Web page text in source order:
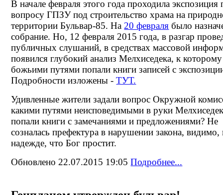
В начале февраля этого года проходила экспозиция
вопросу ГПЗУ под строительство храма на
территории Бульвар-85. На 20 февраля было
собрание. Но, 12 февраля 2015 года, в разгар
публичных слушаний, в средствах массовой
появился глубокий анализ Мелхиседека, к которому
божьими путями попали книги записей с
Подробности изложены -ТУТ.
Удивленные жители задали вопрос Окружной
какими путями неисповедимыми в руки
попали книги с замечаниями и предложениями? Не
созналась префектура в нарушении закона, видимо,
надежде, что Бог простит.
Обновлено 22.07.2015 19:05Подробнее...